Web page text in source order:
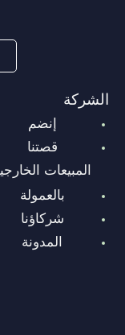
الشركة
إنضم
قصتنا
المبيعات الخارجية
بالعمولة
شركاؤنا
المدونة